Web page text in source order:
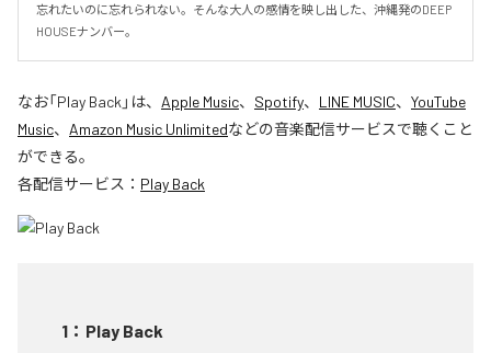
忘れたいのに忘れられない。そんな大人の感情を映し出した、沖縄発のDEEP
HOUSEナンバー。
なお「Play Back 」は、 Apple Music、 Spotify、 LINE MUSIC、 YouTube
Music、 Amazon Music Unlimitedなどの音楽配信サービスで聴くこと
ができる。
各配信サービス： Play Back
1 ： Play Back